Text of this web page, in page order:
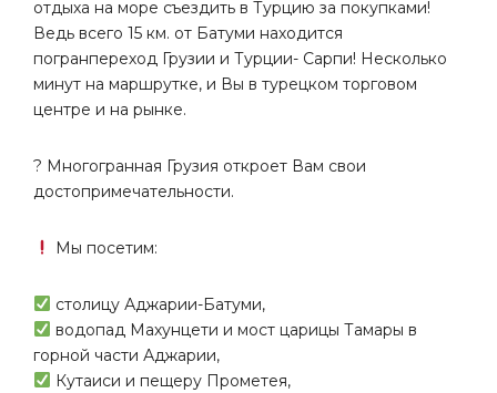
отдыха на море съездить в Турцию за покупками!
Ведь всего 15 км. от Батуми находится
погранпереход Грузии и Турции- Сарпи! Несколько
минут на маршрутке, и Вы в турецком торговом
центре и на рынке.
? Многогранная Грузия откроет Вам свои
достопримечательности.
Мы посетим:
столицу Аджарии-Батуми,
водопад Махунцети и мост царицы Тамары в
горной части Аджарии,
Кутаиси и пещеру Прометея,